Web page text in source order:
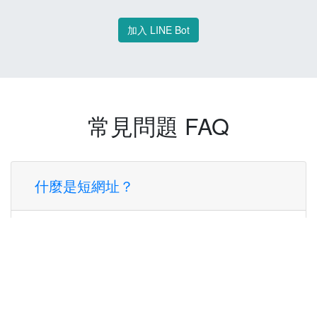
加入 LINE Bot
常見問題 FAQ
什麼是短網址？